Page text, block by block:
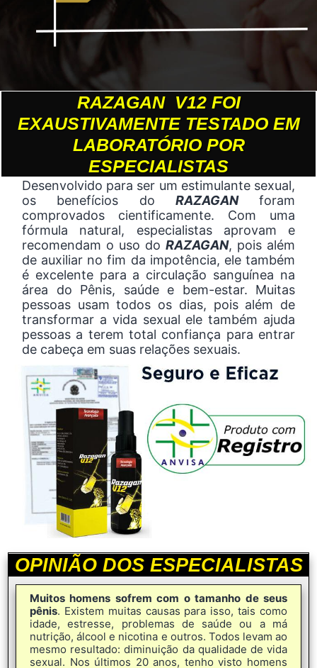
RAZAGAN V12 FOI
EXAUSTIVAMENTE TESTADO EM
LABORATÓRIO POR
ESPECIALISTAS
Desenvolvido para ser um estimulante sexual,
os benefícios do RAZAGANforam
comprovados cientificamente. Com uma
fórmula natural, especialistas aprovam e
recomendam o uso do RAZAGAN, pois além
de auxiliar no fim da impotência, ele também
é excelente para a circulação sanguínea na
área do Pênis, saúde e bem-estar. Muitas
pessoas usam todos os dias, pois além de
transformar a vida sexual ele também ajuda
pessoas a terem total confiança para entrar
de cabeça em suas relações sexuais.
OPINIÃO DOS ESPECIALISTAS
Muitos homens sofrem com o tamanho de seus
pênis. Existem muitas causas para isso, tais como
idade, estresse, problemas de saúde ou a má
nutrição, álcool e nicotina e outros. Todos levam ao
mesmo resultado: diminuição da qualidade de vida
sexual. Nos últimos 20 anos, tenho visto homens